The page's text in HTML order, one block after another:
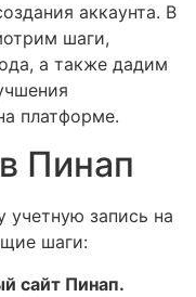
аккаунта. В
шаги,
а также дадим
платформе.
Пинап
запись на
шаги:
сайт Пинап.